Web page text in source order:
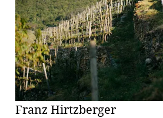
Franz Hirtzberger